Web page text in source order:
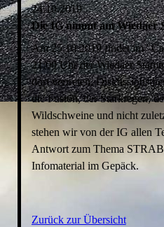
24.10.2019
Die IG nimmt am Wiedaer
Am 25.10.2019 findet im
21:00 Uhr der Wiedaer
dort vertreten.
die Fusion, der Starkregen,
Wildschweine und nicht
stehen wir von der IG allen
Antwort zum Thema
Infomaterial im Gepäck.
Zurück zur Übersicht